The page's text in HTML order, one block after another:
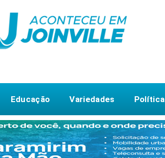
Educação Variedades Política